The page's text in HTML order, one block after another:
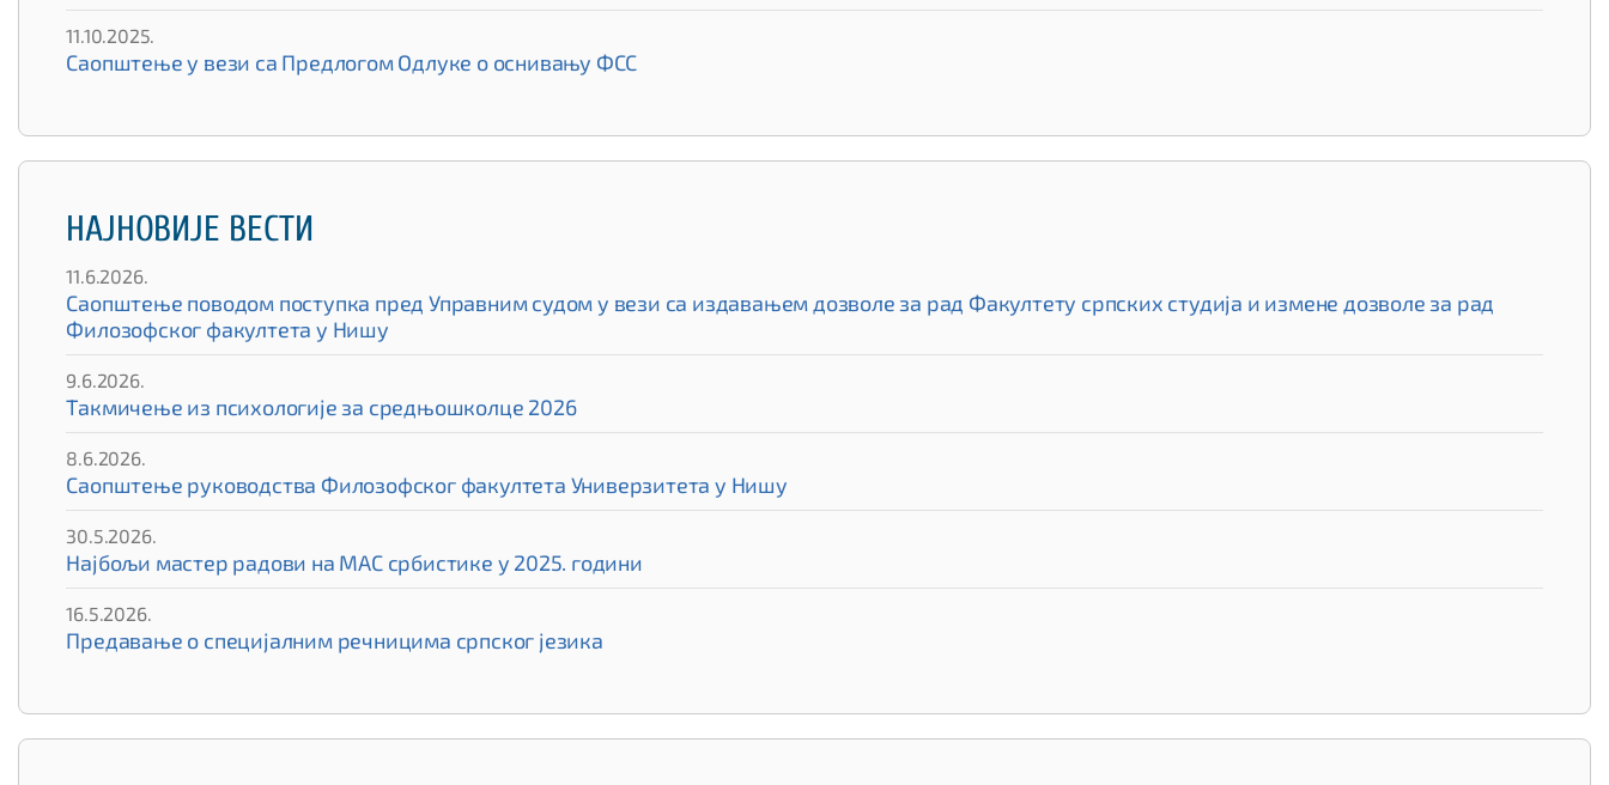
11.10.2025.
Саопштење у вези са Предлогом Одлуке о оснивању ФСС
НАЈНОВИЈЕ ВЕСТИ
11.6.2026.
Саопштење поводом поступка пред Управним судом у вези са издавањем дозволе за рад Факултету српских студија и измене дозволе за рад
Филозофског факултета у Нишу
9.6.2026.
Такмичење из психологије за средњошколце 2026
8.6.2026.
Саопштење руководства Филозофског факултета Универзитета у Нишу
30.5.2026.
Најбољи мастер радови на МАС србистике у 2025. години
16.5.2026.
Предавање о специјалним речницима српског језика